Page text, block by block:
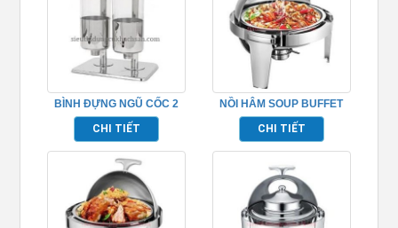
BÌNH ĐỰNG NGŨ CỐC 2
NGĂN INOX TP697044
CHI TIẾT
NỒI HÂM SOUP BUFFET
HÌNH TRÒN NẮP KÍNH
TP697007
CHI TIẾT